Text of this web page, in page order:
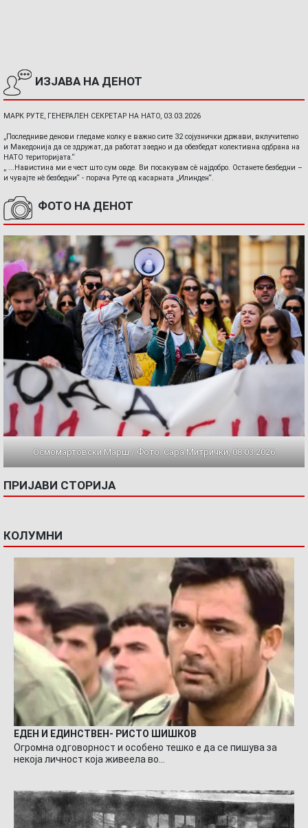
ИЗЈАВА НА ДЕНОТ
МАРК РУТЕ, ГЕНЕРАЛЕН СЕКРЕТАР НА НАТО, 03.03.2026
„Последниве денови гледаме колку е важно сите 32 сојузнички држави, вклучително
и Македонија да се здружат, да работат заедно и да обезбедат колективна одбрана на
НАТО територијата.“
„ ...Навистина ми е чест што сум овде. Ви посакувам сè најдобро. Останете безбедни –
и чувајте нè безбедни“ - порача Руте од касарната „Илинден“.
ФОТО НА ДЕНОТ
Осмомартовски Марш / Фото: Сара Митрички, 08.03.2026
ПРИЈАВИ СТОРИЈА
КОЛУМНИ
ЕДЕН И ЕДИНСТВЕН- РИСТО ШИШКОВ
Огромна одговорност и особено тешко е да се пишува за
некоја личност која живеела во…